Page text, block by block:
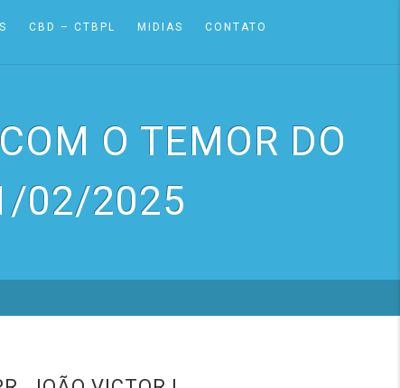
CBD – CTBPL MIDIAS CONTATO
O TEMOR DO
02/2025